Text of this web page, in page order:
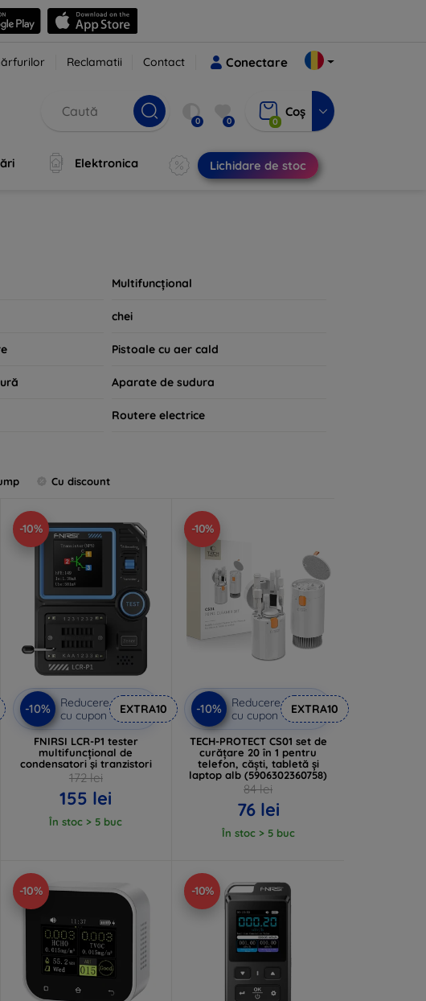
Reclamatii Contact Conectare
0 0 0
Coș
Elektronica Lichidare de stoc
Multifuncțional
chei
Pistoale cu aer cald
Aparate de sudura
Routere electrice
Cu discount
-10%
-10%
Reducere
cu cupon
EXTRA10
FNIRSI LCR-P1 tester
multifuncțional de
condensatori și tranzistori
172 lei
155 lei
În stoc > 5 buc
-10%
-10%
Reducere
cu cupon
EXTRA10
TECH-PROTECT CS01 set de
curățare 20 în 1 pentru
telefon, căști, tabletă și
laptop alb (5906302360758)
84 lei
76 lei
În stoc > 5 buc
-10% -10%